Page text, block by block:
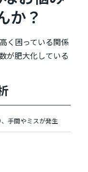
か？
く困っている関係
が肥大化している
手間やミスが発生